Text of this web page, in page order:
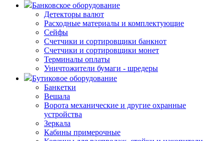
Банковское оборудование
Детекторы валют
Расходные материалы и комплектующие
Сейфы
Счетчики и сортировщики банкнот
Счетчики и сортировщики монет
Терминалы оплаты
Уничтожители бумаги - шредеры
Бутиковое оборудование
Банкетки
Вешала
Ворота механические и другие охранные
устройства
Зеркала
Кабины примерочные